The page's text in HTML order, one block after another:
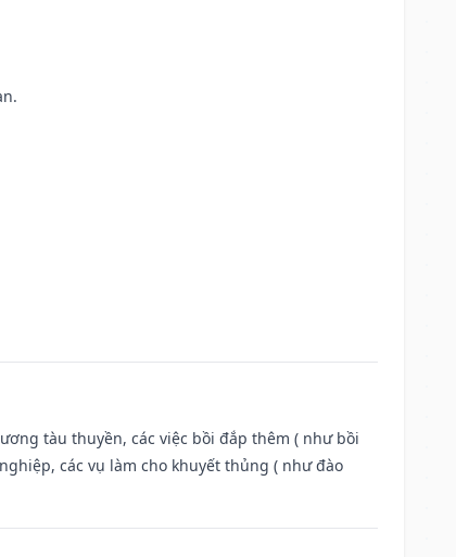
tàu thuyền, các việc bồi đắp thêm ( như bồi
các vụ làm cho khuyết thủng ( như đào